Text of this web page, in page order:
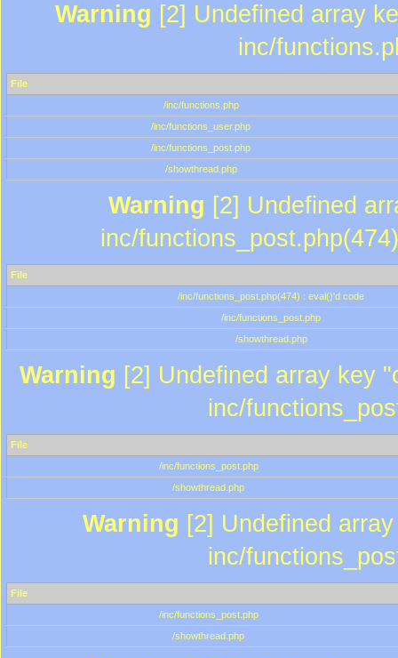
Warning [2] Undefined array
inc/
File
/inc/functions.php
/inc/functions_user.php
/inc/functions_post.php
/showthread.php
Warning [2] Undefined
inc/
File
/inc/functions_post.php(474) : eval()'d code
/inc/functions_post.php
/showthread.php
Warning [2] Undefined array key
inc/
File
/inc/functions_post.php
/showthread.php
Warning [2] Undefined
inc/
File
/inc/functions_post.php
/showthread.php